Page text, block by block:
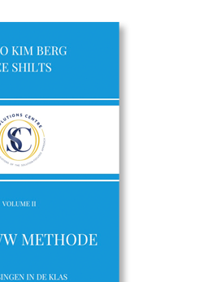
levering. Wij maken het u
die u significant geld
apotheek en sluit u aan bij de